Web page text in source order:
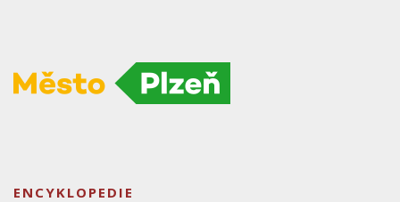
ENCYKLOPEDIE